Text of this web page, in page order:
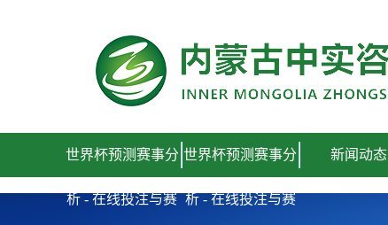
世界杯预测赛事分
析 - 在线投注与赛
世界杯预测赛事分
析 - 在线投注与赛
新闻动态